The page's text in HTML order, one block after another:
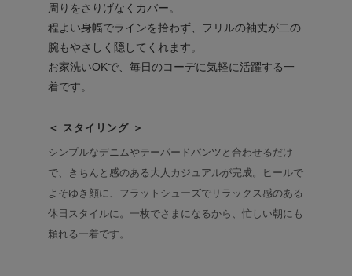
周りをさりげなくカバー。
程よい身幅でラインを拾わず、フリルの袖丈が二の
腕もやさしく隠してくれます。
お家洗いOKで、毎日のコーデに気軽に活躍する一
着です。
＜ スタイリング ＞
シンプルなデニムやテーパードパンツと合わせるだけ
で、きちんと感のある大人カジュアルが完成。ヒールで
よそゆき顔に、フラットシューズでリラックス感のある
休日スタイルに。一枚でさまになるから、忙しい朝にも
頼れる一着です。